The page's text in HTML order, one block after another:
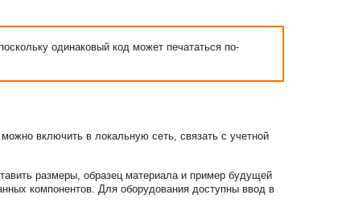
одинаковый код может печататься по-
включить в локальную сеть, связать с учетной
размеры, образец материала и пример будущей
компонентов. Для оборудования доступны ввод в